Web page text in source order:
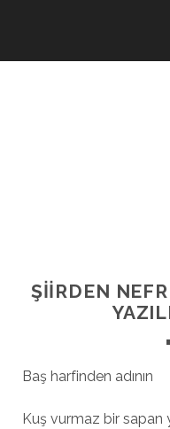
ŞİİRDEN
Baş harfinden adının
Kuş vurmaz bir sapan